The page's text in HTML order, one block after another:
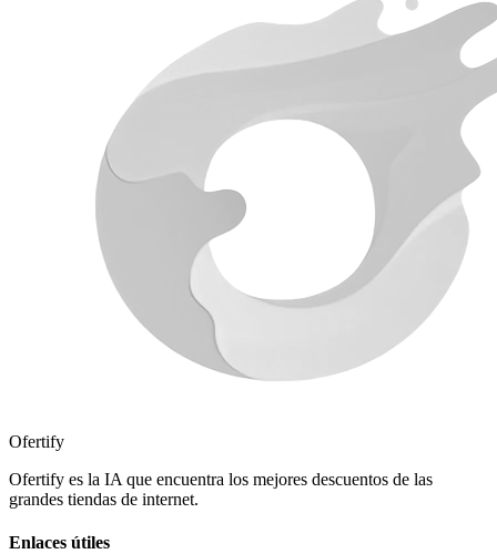
Ofertify
Ofertify es la IA que encuentra los mejores descuentos de las
grandes tiendas de internet.
Enlaces útiles